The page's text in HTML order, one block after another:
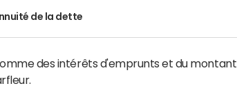
de la dette
des intérêts d'emprunts et du montant